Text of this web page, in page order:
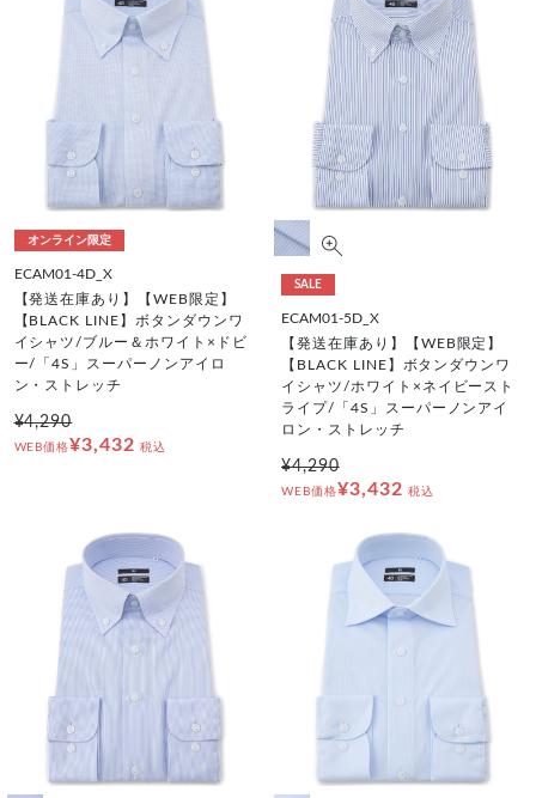
オンライン限定
ECAM01-4D_X
【発送在庫あり】【WEB限定】
【BLACK LINE】ボタンダウンワ
イシャツ/ブルー＆ホワイト×ドビ
ー/「4S」スーパーノンアイロ
ン・ストレッチ
¥4,290
WEB価格¥3,432 税込
SALE
ECAM01-5D_X
【発送在庫あり】【WEB限定】
【BLACK LINE】ボタンダウンワ
イシャツ/ホワイト×ネイビースト
ライプ/「4S」スーパーノンアイ
ロン・ストレッチ
¥4,290
WEB価格¥3,432 税込